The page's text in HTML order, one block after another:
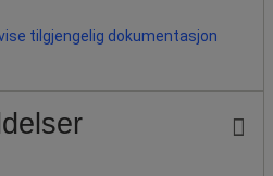
tilgjengelig dokumentasjon